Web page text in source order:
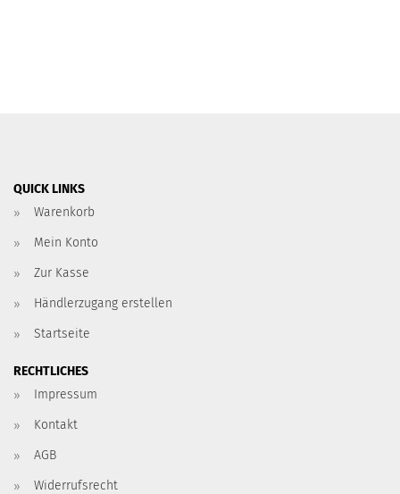
QUICK LINKS
Warenkorb
Mein Konto
Zur Kasse
Händlerzugang erstellen
Startseite
RECHTLICHES
Impressum
Kontakt
AGB
Widerrufsrecht